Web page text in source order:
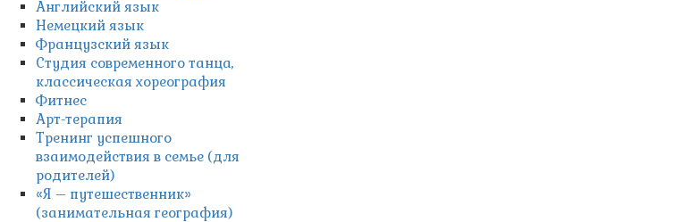
Английский язык
Немецкий язык
Французский язык
Студия современного танца,
классическая хореография
Фитнес
Арт-терапия
Тренинг успешного
взаимодействия в семье (для
родителей)
«Я – путешественник»
(занимательная география)